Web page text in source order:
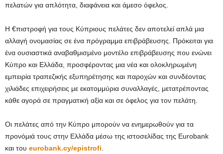
πελατών για απλότητα, διαφάνεια και άμεσο όφελος.
Η €πιστροφή για τους Κύπριους πελάτες δεν αποτελεί απλά μια
αλλαγή ονομασίας σε ένα πρόγραμμα επιβράβευσης. Πρόκειται για
ένα ουσιαστικά αναβαθμισμένο μοντέλο επιβράβευσης που ενώνει
Κύπρο και Ελλάδα, προσφέροντας μια νέα και ολοκληρωμένη
εμπειρία τραπεζικής εξυπηρέτησης και παροχών και συνδέοντας
χιλιάδες επιχειρήσεις με εκατομμύρια συναλλαγές, μετατρέποντας
κάθε αγορά σε πραγματική αξία και σε όφελος για τον πελάτη.
Οι πελάτες από την Κύπρο μπορούν να ενημερωθούν για τα
προνόμιά τους στην Ελλάδα μέσω της ιστοσελίδας της Eurobank
και του eurobank.cy/epistrofi